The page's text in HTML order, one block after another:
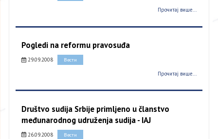
Прочитај више...
Pogledi na reformu pravosuđa
29.09.2008 Вести
Прочитај више...
Društvo sudija Srbije primljeno u članstvo
međunarodnog udruženja sudija - IAJ
26.09.2008 Вести